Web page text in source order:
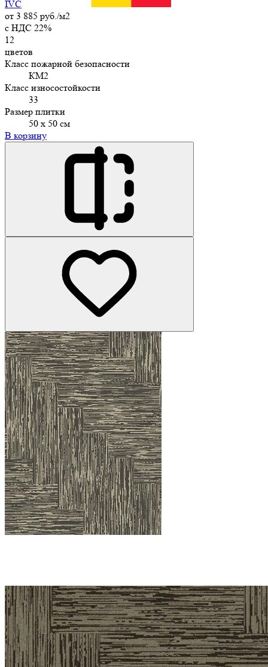
IVC
от 3 885 руб./м2
c НДС 22%
12
цветов
Класс пожарной безопасности
КМ2
Класс износостойкости
33
Размер плитки
50 х 50 см
В корзину